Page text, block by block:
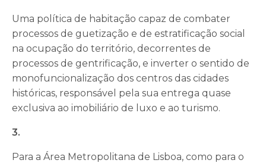
Uma política de habitação capaz de combater
processos de guetização e de estratificação social
na ocupação do território, decorrentes de
processos de gentrificação, e inverter o sentido de
monofuncionalização dos centros das cidades
históricas, responsável pela sua entrega quase
exclusiva ao imobiliário de luxo e ao turismo.
3.
Para a Área Metropolitana de Lisboa, como para o